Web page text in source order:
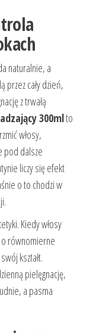
naturalnie, a
cały dzień,
z trwałą
300mlto
włosy,
pod dalsze
liczy się efekt
o to chodzi w
Kiedy włosy
o równomierne
kształt.
pielęgnację,
a pasma